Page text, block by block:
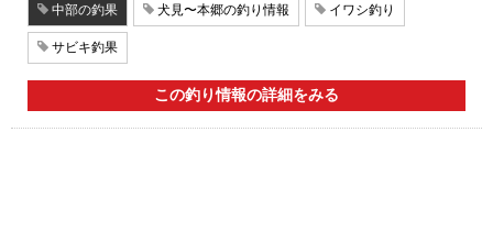
中部の釣果 犬見〜本郷の釣り情報 イワシ釣り
サビキ釣果
この釣り情報の詳細をみる